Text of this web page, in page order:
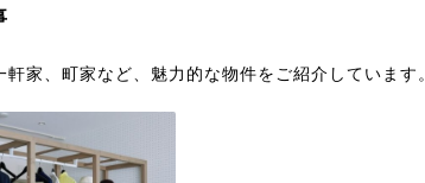
家、町家など、魅力的な物件をご紹介しています。